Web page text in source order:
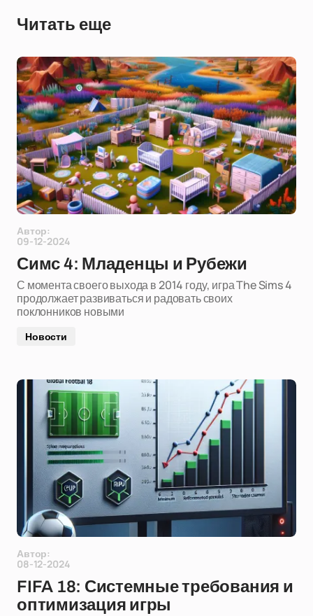
Читать еще
Автор:
09-12-2024
Симс 4: Младенцы и Рубежи
С момента своего выхода в 2014 году, игра The Sims 4
продолжает развиваться и радовать своих
поклонников новыми
Новости
Автор:
08-12-2024
FIFA 18: Системные требования и
оптимизация игры